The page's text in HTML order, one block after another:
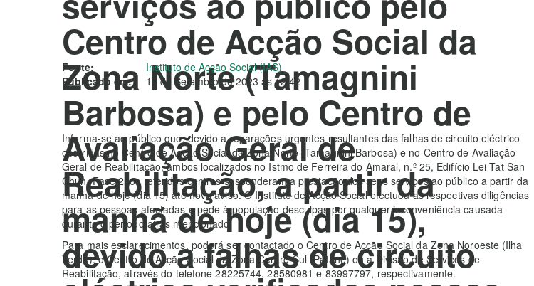
Centro de Acção Social da
Zona Norte (Tamagnini
Barbosa) e pelo Centro de
Avaliação Geral de
Reabilitação, a partir da
manhã de hoje (dia 15),
devido a falhas de circuito
Fonte:
Instituto de Acção Social (IAS)
Publicado em:
15 de Setembro de 2023 às 12:42
Informa-se ao público que, devido a reparações urgentes resultantes das falhas de circuito eléctrico
ocorridas no Centro de Acção Social da Zona Norte (Tamagnini Barbosa) e no Centro de Avaliação
Geral de Reabilitação, ambos localizados no Istmo de Ferreira do Amaral, n.º 25, Edifício Lei Tat San
Chun, Fase 2, os referidos centros suspenderam a prestação dos seus serviços ao público a partir da
manhã de hoje (dia 15) até novo aviso. O Instituto de Acção Social efectuou as respectivas diligências
para as pessoas afectadas e pede à população desculpas por qualquer inconveniência causada
durante o período atrás mencionado.
Para mais esclarecimentos, poderá ser contactado o Centro de Acção Social da Zona Noroeste (Ilha
Verde), o Centro de Acção Social da Zona Centro-Sul (Patane) ou a Divisão de Serviços de
Reabilitação, através do telefone 28225744, 28580981 e 83997797, respectivamente.